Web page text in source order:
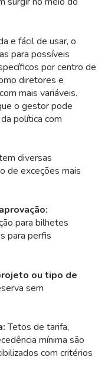
e fácil de usar, o
para possíveis
por centro de
diretores e
mais variáveis.
o gestor pode
política com
diversas
de exceções mais
para bilhetes
para perfis
ou tipo de
sem
Tetos de tarifa,
mínima são
com critérios